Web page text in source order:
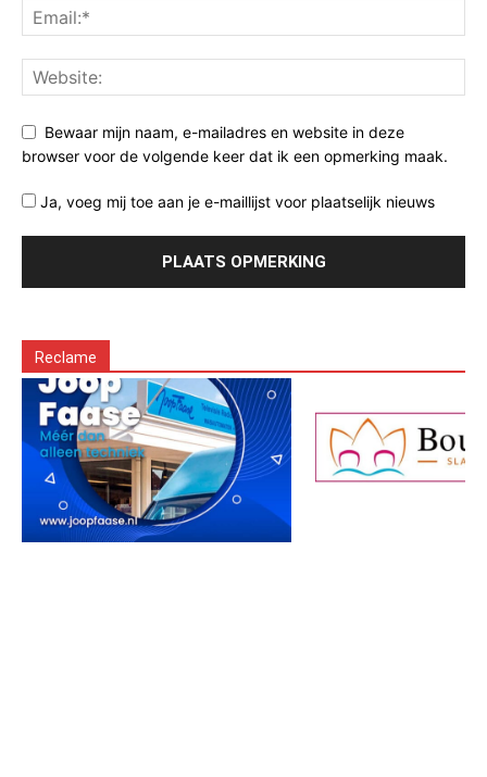
Bewaar mijn naam, e-mailadres en website in deze
browser voor de volgende keer dat ik een opmerking maak.
Ja, voeg mij toe aan je e-maillijst voor plaatselijk nieuws
Reclame